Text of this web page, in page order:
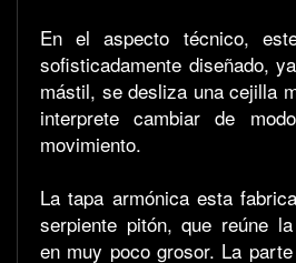
En el aspecto técnico,
sofisticadamente diseñado,
mástil, se desliza una cejilla
interprete cambiar de
movimiento.
La tapa armónica esta
serpiente pitón, que reúne
en muy poco grosor. La